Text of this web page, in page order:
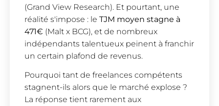
(Grand View Research). Et pourtant, une
réalité s'impose : le TJM moyen stagne à
471€ (Malt x BCG), et de nombreux
indépendants talentueux peinent à franchir
un certain plafond de revenus.
Pourquoi tant de freelances compétents
stagnent-ils alors que le marché explose ?
La réponse tient rarement aux